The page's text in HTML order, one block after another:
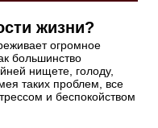
жизни?
огромное
большинство
нищете, голоду,
таких проблем, все
и беспокойством